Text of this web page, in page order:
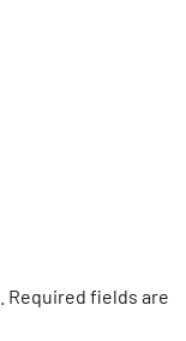
Required fields are